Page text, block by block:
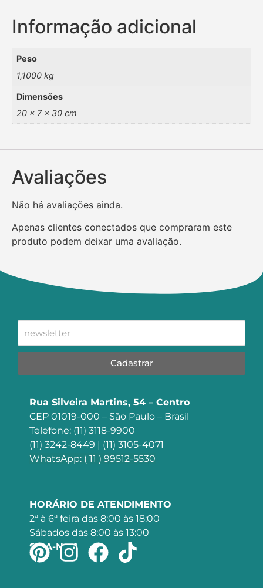
Informação adicional
Peso
1,1000 kg
Dimensões
20 × 7 × 30 cm
Avaliações
Não há avaliações ainda.
Apenas clientes conectados que compraram este
produto podem deixar uma avaliação.
Cadastrar
Rua Silveira Martins, 54 – Centro
CEP 01019-000 – São Paulo – Brasil
Telefone: (11) 3118-9900
(11) 3242-8449 | (11) 3105-4071
WhatsApp: ( 11 ) 99512-5530
HORÁRIO DE ATENDIMENTO
2ª à 6ª feira das 8:00 às 18:00
Sábados das 8:00 às 13:00
SIGA-NOS